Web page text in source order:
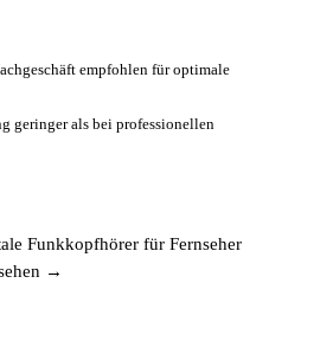
empfohlen für optimale
geringer als bei professionellen
Funkkopfhörer für Fernseher
→